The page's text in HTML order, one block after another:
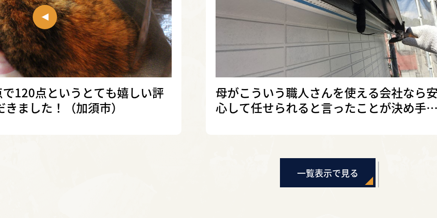
120点というとても嬉しい評
ました！（加須市）
母がこういう職人さんを使える会社なら
心して任せられると言ったことが決め手
一覧表示で見る